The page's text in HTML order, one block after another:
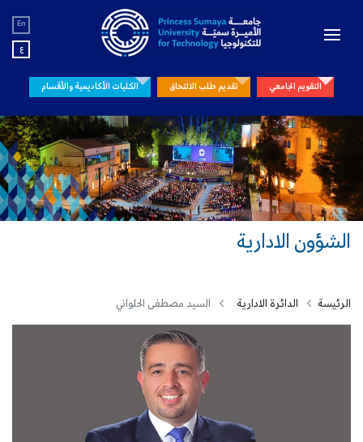
En
ع
التقويم الجامعي تقديم طلب الالتحاق الكليات الأكاديمية والأقسام
الشؤون الادارية
الرئيسة الدائرة الادارية السيد مصطفى الحلواني